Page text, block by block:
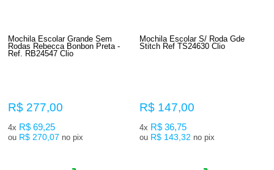
Mochila Escolar Grande Sem
Rodas Rebecca Bonbon Preta -
Ref. RB24547 Clio
R$ 277,00
4x R$ 69,25
ou R$ 270,07 no pix
Mochila Escolar S/ Roda Gde
Stitch Ref TS24630 Clio
R$ 147,00
4x R$ 36,75
ou R$ 143,32 no pix